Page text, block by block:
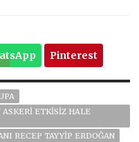
Pinterest
ASKERI ETKISIZ HALE
RECEP TAYYIP ERDOĞAN